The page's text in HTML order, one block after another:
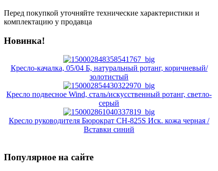
Перед покупкой уточняйте технические характеристики и
комплектацию у продавца
Новинка!
Кресло-качалка, 05/04 Б, натуральный ротанг, коричневый/
золотистый
Кресло подвесное Wind, сталь/искусственный ротанг, светло-
серый
Кресло руководителя Бюрократ CH-825S Иск. кожа черная /
Вставки синий
Популярное на сайте